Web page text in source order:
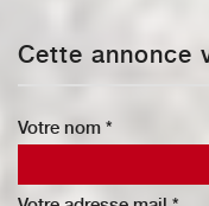
Cette
Votre nom *